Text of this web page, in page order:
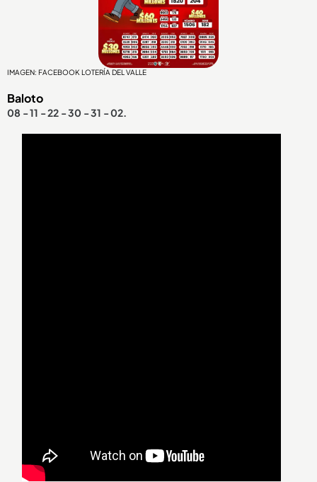
IMAGEN: FACEBOOK LOTERÍA DEL VALLE
Baloto
08 - 11 - 22 - 30 - 31 - 02.